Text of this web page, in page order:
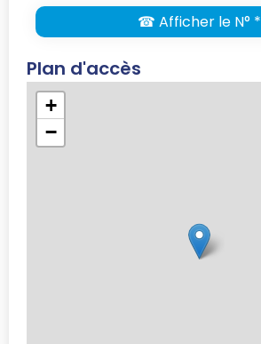
☎ Afficher le N° *
Plan d'accès
+
−